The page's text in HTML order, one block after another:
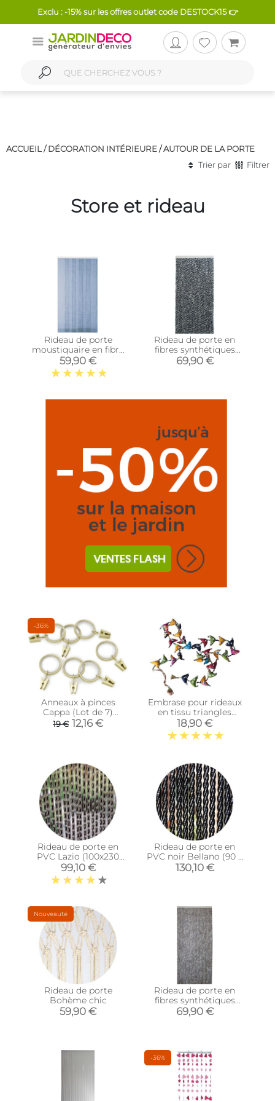
Exclu : -15% sur les offres outlet code DESTOCK15 👉
ACCUEIL / DÉCORATION INTÉRIEURE/AUTOUR DE LA PORTE
Trier par
Filtrer
Store et rideau
Rideau de porte
moustiquaire en fibre
de verre Arles (6
bandes)
59,90 €
Rideau de porte en
fibres synthétiques
Chenilles (Chiné noir -
Gris - Blanc)
69,90 €
-36%
Anneaux à pinces
Cappa (Lot de 7)
(Laiton)
19 € 12,16 €
Embrase pour rideaux
en tissu triangles
colorés
18,90 €
Rideau de porte en
PVC Lazio (100x230
cm)
99,10 €
Rideau de porte en
PVC noir Bellano (90 x
210 cm)
130,10 €
Nouveauté
Rideau de porte
Bohème chic
59,90 €
Rideau de porte en
fibres synthétiques
Chenilles (Chiné brun,
Bleu, Blanc)
69,90 €
-36%